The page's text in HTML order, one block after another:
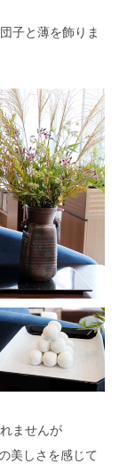
子と薄を飾りま
ませんが
美しさを感じて